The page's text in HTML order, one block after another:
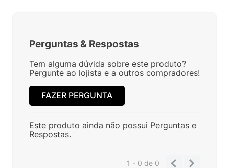
Perguntas & Respostas
Tem alguma dúvida sobre este produto?
Pergunte ao lojista e a outros compradores!
FAZER PERGUNTA
Este produto ainda não possui Perguntas e
Respostas.
1 - 0de 0